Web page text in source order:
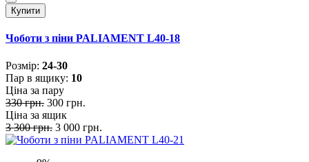
Купити
Чоботи з піни PALIAMENT L40-18
Розмiр: 24-30
Пар в ящику: 10
Ціна за пару
330 грн. 300 грн.
Ціна за ящик
3 300 грн. 3 000 грн.